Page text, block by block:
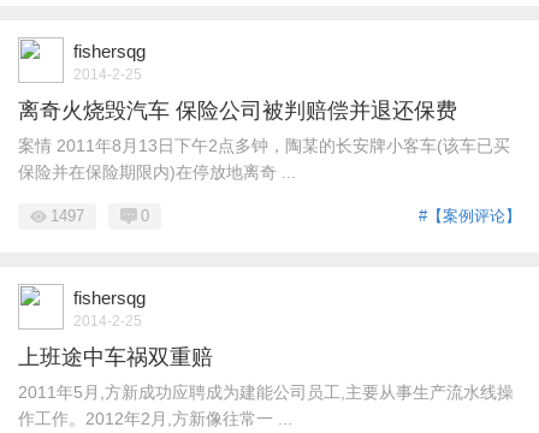
fishersqg
2014-2-25
离奇火烧毁汽车 保险公司被判赔偿并退还保费
案情 2011年8月13日下午2点多钟，陶某的长安牌小客车(该车已买
保险并在保险期限内)在停放地离奇 ...
#【案例评论】
1497 0
fishersqg
2014-2-25
上班途中车祸双重赔
2011年5月,方新成功应聘成为建能公司员工,主要从事生产流水线操
作工作。2012年2月,方新像往常一 ...